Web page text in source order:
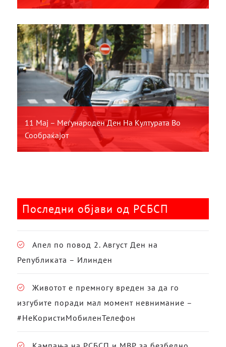
11 Мај – Меѓународен Ден На Културата Во
Сообраќајот
Последни објави од РСБСП
Апел по повод 2. Август Ден на
Републиката – Илинден
Животот е премногу вреден за да го
изгубите поради мал момент невнимание –
#НеКористиМобиленТелефон